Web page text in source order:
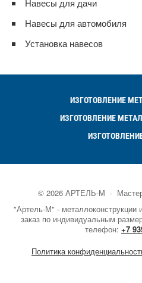
Навесы для дачи
Навесы для автомобиля
Установка навесов
ИЗГОТОВЛЕНИЕ
ИЗГОТОВЛЕНИЕ
© 2026 АРТЕЛЬ-М ·
"Артель-М" -
заказ по индивидуальным
телефон: +7
Политика